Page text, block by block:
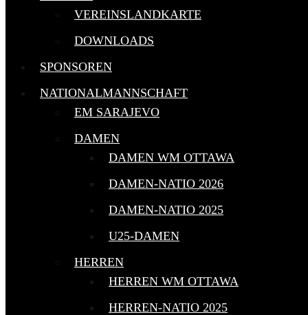
VEREINSLANDKARTE
DOWNLOADS
SPONSOREN
NATIONALMANNSCHAFT
EM SARAJEVO
DAMEN
DAMEN WM OTTAWA
DAMEN-NATIO 2026
DAMEN-NATIO 2025
U25-DAMEN
HERREN
HERREN WM OTTAWA
HERREN-NATIO 2025